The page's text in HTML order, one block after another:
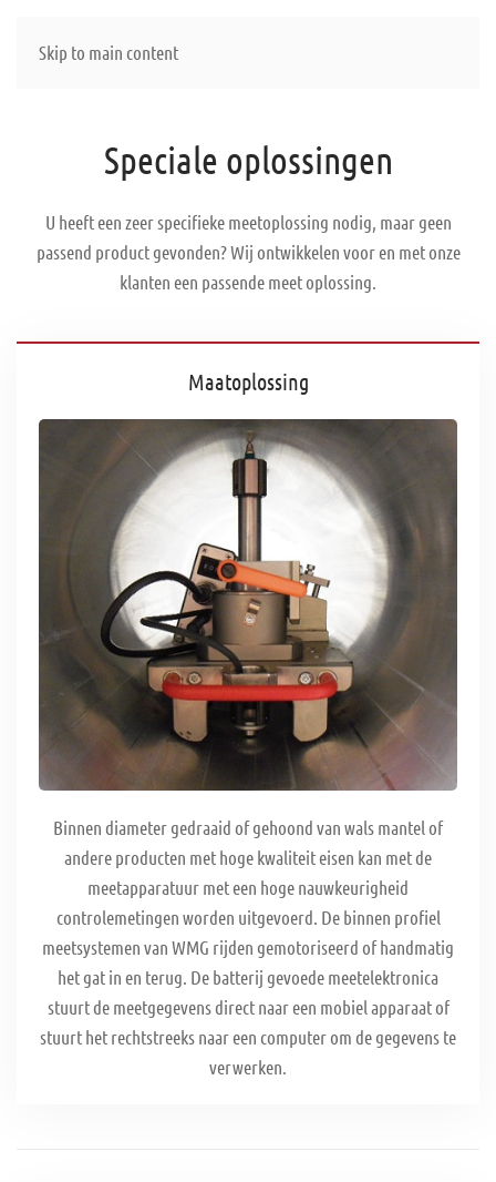
Skip to main content
Speciale oplossingen
U heeft een zeer specifieke meetoplossing nodig, maar geen
passend product gevonden? Wij ontwikkelen voor en met onze
klanten een ​​passende meet oplossing.
Maatoplossing
Binnen diameter gedraaid of gehoond van wals mantel of
andere producten met hoge kwaliteit eisen kan met de
meetapparatuur met een hoge nauwkeurigheid
controlemetingen worden uitgevoerd. De binnen profiel
meetsystemen van WMG rijden gemotoriseerd of handmatig
het gat in en terug. De batterij gevoede meetelektronica
stuurt de meetgegevens direct naar een mobiel apparaat of
stuurt het rechtstreeks naar een computer om de gegevens te
verwerken.